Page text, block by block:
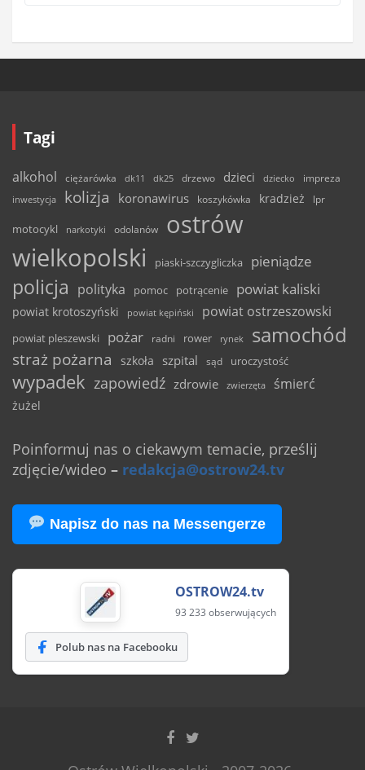
Tagi
alkohol ciężarówka dk11 dk25 drzewo dzieci dziecko
impreza
inwestycja
kolizja koronawirus koszykówka kradzież lpr
motocykl narkotyki odolanów
ostrów
wielkopolski
piaski-szczygliczka pieniądze
policja polityka pomoc potrącenie powiat kaliski
powiat krotoszyński powiat kępiński powiat ostrzeszowski
powiat pleszewski pożar radni rower rynek samochód
straż pożarna szkoła szpital sąd uroczystość
wypadek zapowiedź zdrowie zwierzęta śmierć
żużel
Poinformuj nas o ciekawym temacie, prześlij
zdjęcie/wideo – redakcja@ostrow24.tv
Napisz do nas na Messengerze
OSTROW24.tv
93 233 obserwujących
Polub nas na Facebooku